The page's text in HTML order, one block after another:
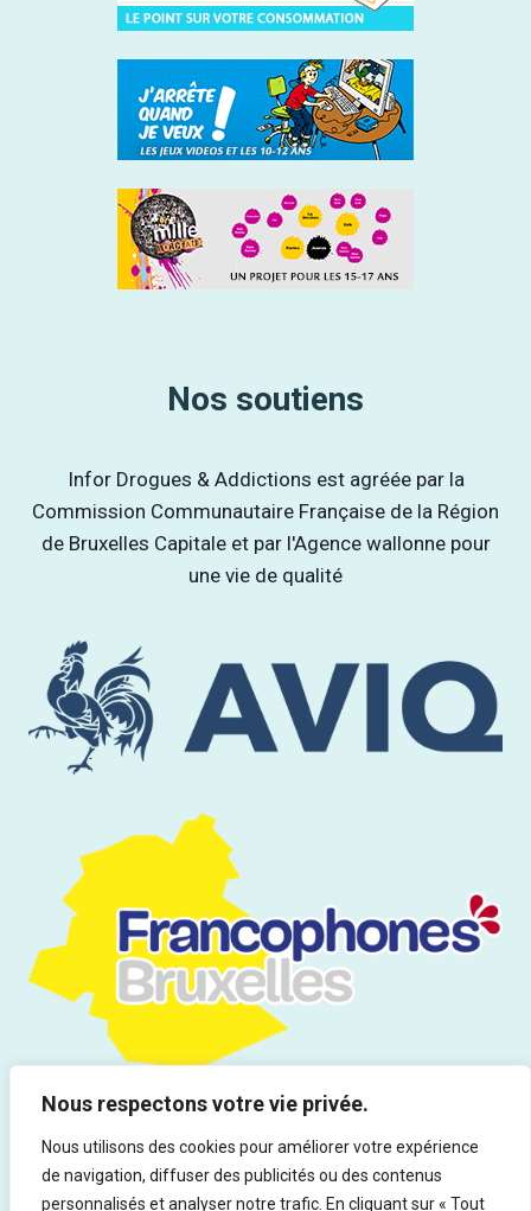
Nous respectons votre vie privée.
Nous utilisons des cookies pour améliorer votre expérience
de navigation, diffuser des publicités ou des contenus
personnalisés et analyser notre trafic. En cliquant sur « Tout
Nos soutiens
Infor Drogues & Addictions est agréée par la
Commission Communautaire Française de la Région
de Bruxelles Capitale et par l'Agence wallonne pour
une vie de qualité
Tous droits réservés | Infor Drogues & Addictions asbl - Rue du